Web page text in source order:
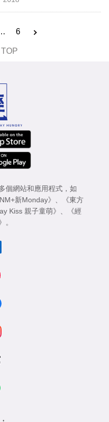
6
個網站和應用程式，如
NM+新Monday》 、
《東方
Kiss 親子童萌》 、
《經
。